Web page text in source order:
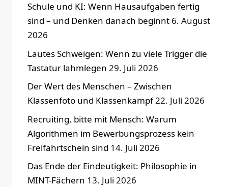
Schule und KI: Wenn Hausaufgaben fertig
sind – und Denken danach beginnt 6. August
2026
Lautes Schweigen: Wenn zu viele Trigger die
Tastatur lahmlegen 29. Juli 2026
Der Wert des Menschen – Zwischen
Klassenfoto und Klassenkampf22. Juli 2026
Recruiting, bitte mit Mensch: Warum
Algorithmen im Bewerbungsprozess kein
Freifahrtschein sind 14. Juli 2026
Das Ende der Eindeutigkeit: Philosophie in
MINT-Fächern 13. Juli 2026